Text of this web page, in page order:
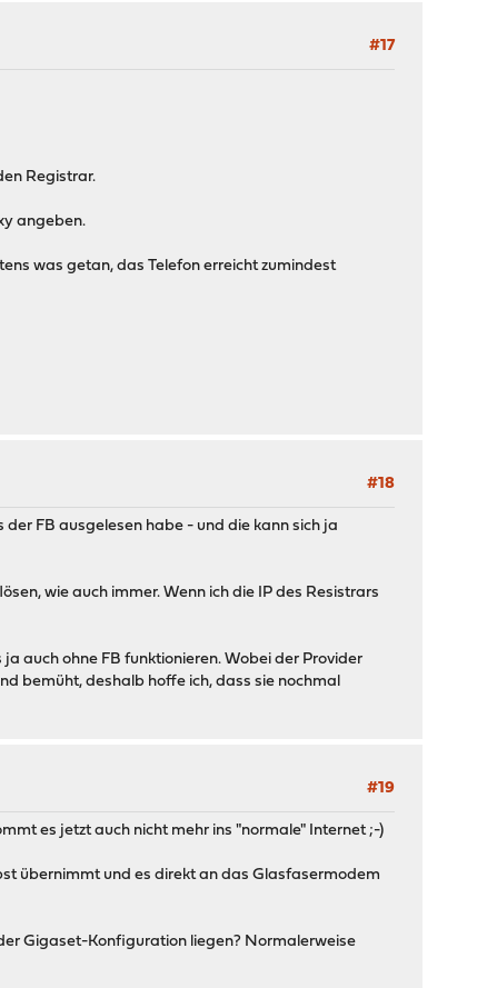
#17
Registrar.
angeben.
was getan, das Telefon erreicht zumindest
#18
FB ausgelesen habe - und die kann sich ja
wie auch immer. Wenn ich die IP des Resistrars
auch ohne FB funktionieren. Wobei der Provider
bemüht, deshalb hoffe ich, dass sie nochmal
#19
es jetzt auch nicht mehr ins "normale" Internet ;-)
übernimmt und es direkt an das Glasfasermodem
Gigaset-Konfiguration liegen? Normalerweise